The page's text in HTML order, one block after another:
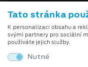
Při
umělé
Auto
Tato stránka
K personalizaci obsahu a
svými partnery pro sociální
používáte jejich služby.
Nutné